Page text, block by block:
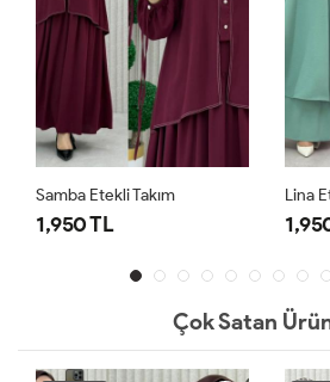
Samba Etekli Takım
1,950 TL
Lina
Çok Satan